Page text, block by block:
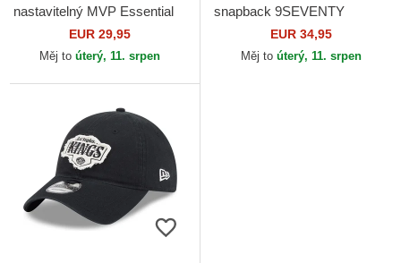
nastavitelný MVP Essential
Los Angeles Kings NHL 47
Brand
EUR 29,95
Měj to úterý, 11. srpen
snapback 9SEVENTY
Stretch Snap Stated Los
Angeles Kings NHL New Era
EUR 34,95
Měj to úterý, 11. srpen